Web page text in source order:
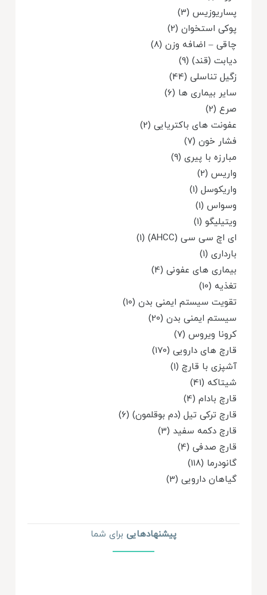
پساریوزیس (3)
پوکی استخوان (2)
چاقی – اضافه وزن (8)
دیابت (قند) (9)
زگیل تناسلی (44)
سایر بیماری ها (6)
صرع (2)
عفونت های باکتریایی (2)
فشار خون (7)
مبارزه با پیری (9)
واریس (2)
واریکوسل (1)
وسواس (1)
ویتیلیگو (1)
ای اچ سی سی (AHCC) (1)
بارداری (1)
بیماری های عفونی (4)
تغذیه (10)
تقویت سیستم ایمنی بدن (10)
سیستم ایمنی بدن (20)
کرونا ویروس (7)
قارچ های دارویی (170)
آشپزی با قارچ (1)
شیتاکه (41)
قارچ بادام (4)
قارچ ترکی تیل (دم بوقلمون) (6)
قارچ دکمه سفید (3)
قارچ صدفی (4)
گانودرما (118)
گیاهان دارویی (3)
پیشنهاد‌هایی برای شما